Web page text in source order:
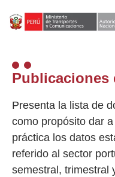
Publicaciones
Presenta la lista de
como propósito dar
práctica los datos
referido al sector
semestral, trimestral